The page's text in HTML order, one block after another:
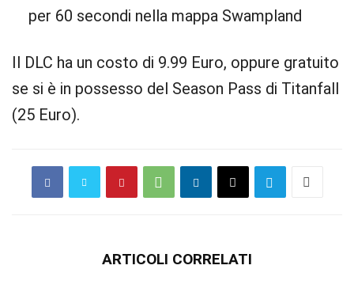
per 60 secondi nella mappa Swampland
Il DLC ha un costo di 9.99 Euro, oppure gratuito
se si è in possesso del Season Pass di Titanfall
(25 Euro).
ARTICOLI CORRELATI